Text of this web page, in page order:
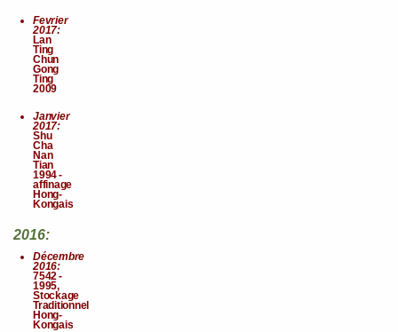
Fevrier
2017:
Lan
Ting
Chun
Gong
Ting
2009
Janvier
2017:
Shu
Cha
Nan
Tian
1994 -
affinage
Hong-
Kongais
2016:
Décembre
2016:
7542 -
1995,
Stockage
Traditionnel
Hong-
Kongais